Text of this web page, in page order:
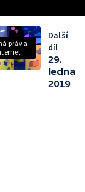
práva
Další
díl
29.
ledna
2019